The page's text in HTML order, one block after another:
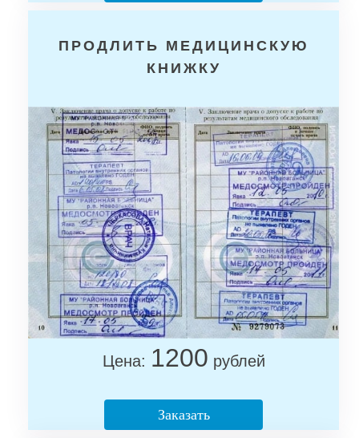
ПРОДЛИТЬ МЕДИЦИНСКУЮ
КНИЖКУ
Цена: 1200 рублей
Заказать